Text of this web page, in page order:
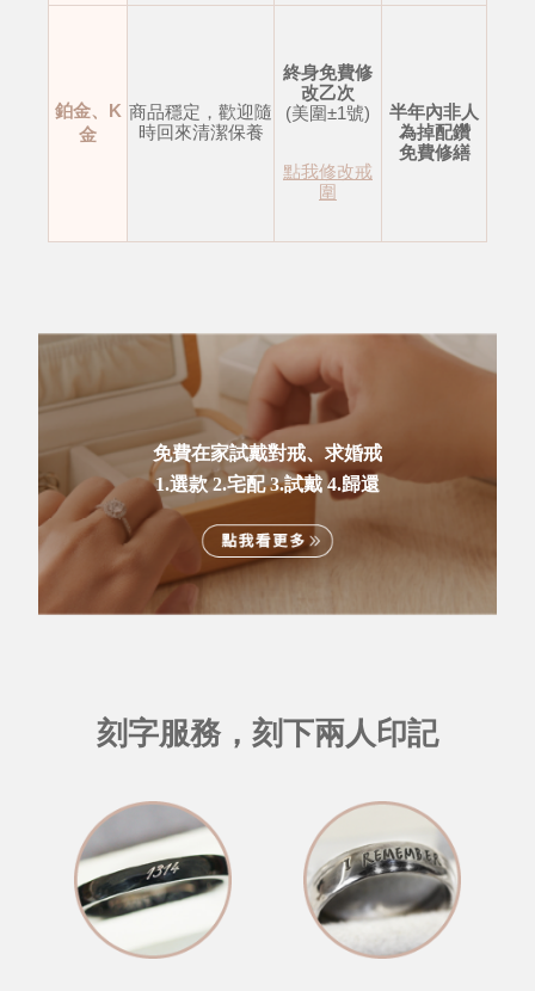
鉑金、K
金
商品穩定，歡迎隨
時回來清潔保養
終身免費修
改乙次
(美圍±1號)
點我修改戒
圍
半年內非人
為掉配鑽
免費修繕
免費在家試戴對戒、求婚戒
1.選款 2.宅配 3.試戴 4.歸還
刻字服務，刻下兩人印記